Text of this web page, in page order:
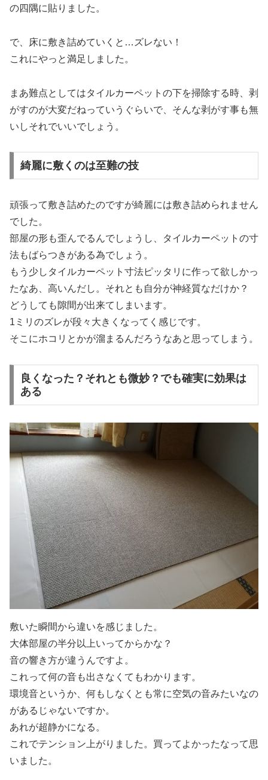
の四隅に貼りました。
で、床に敷き詰めていくと…ズレない！
これにやっと満足しました。
まあ難点としてはタイルカーペットの下を掃除する時、剥
がすのが大変だねっていうぐらいで、そんな剥がす事も無
いしそれでいいでしょう。
綺麗に敷くのは至難の技
頑張って敷き詰めたのですが綺麗には敷き詰められません
でした。
部屋の形も歪んでるんでしょうし、タイルカーペットの寸
法もばらつきがある為でしょう。
もう少しタイルカーペット寸法ピッタリに作って欲しかっ
たなあ、高いんだし。それとも自分が神経質なだけか？
どうしても隙間が出来てしまいます。
1ミリのズレが段々大きくなってく感じです。
そこにホコリとかが溜まるんだろうなあと思ってしまう。
良くなった？それとも微妙？でも確実に効果は
ある
敷いた瞬間から違いを感じました。
大体部屋の半分以上いってからかな？
音の響き方が違うんですよ。
これって何の音も出さなくてもわかります。
環境音というか、何もしなくとも常に空気の音みたいなの
があるじゃないですか。
あれが超静かになる。
これでテンション上がりました。買ってよかったなって思
いました。